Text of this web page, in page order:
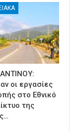
οι εργασίες
στο Εθνικό
της